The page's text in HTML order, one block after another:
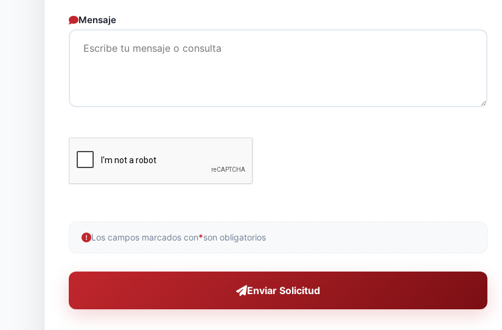
Mensaje
Los campos marcados con*son obligatorios
Enviar Solicitud